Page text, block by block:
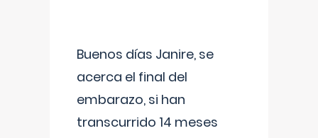
Buenos días Janire, se
acerca el final del
embarazo, si han
transcurrido 14 meses